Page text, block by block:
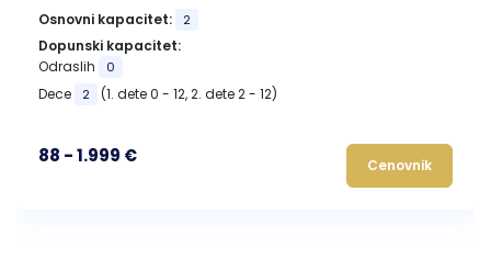
Osnovni kapacitet: 2
Dopunski kapacitet:
Odraslih
0
Dece 2 (1. dete 0 - 12, 2. dete 2 - 12)
88 - 1.999 € Cenovnik